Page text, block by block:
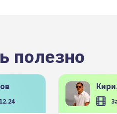
полезно